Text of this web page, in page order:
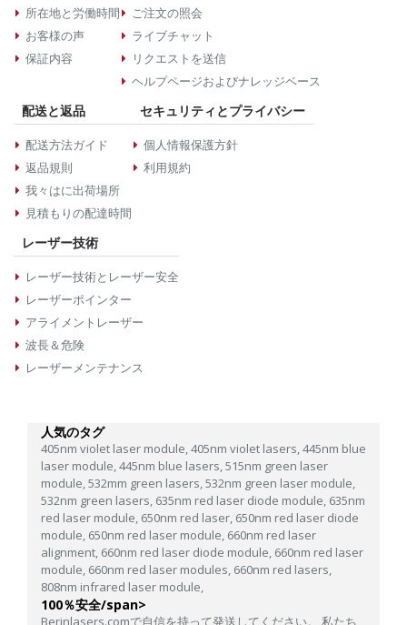
所在地と労働時間
お客様の声
保証内容
ご注文の照会
ライブチャット
リクエストを送信
ヘルプページおよびナレッジベース
配送と返品
配送方法ガイド
返品規則
我々はに出荷場所
見積もりの配達時間
セキュリティとプライバシー
個人情報保護方針
利用規約
レーザー技術
レーザー技術とレーザー安全
レーザーポインター
アライメントレーザー
波長＆危険
レーザーメンテナンス
人気のタグ
405nm violet laser module,405nm violet lasers,445nm blue
laser module,445nm blue lasers,515nm green laser
module,532mm green lasers,532nm green laser module,
532nm green lasers, 635nm red laser diode module, 635nm
red laser module, 650nm red laser, 650nm red laser diode
module, 650nm red laser module, 660nm red laser
alignment, 660nm red laser diode module, 660nm red laser
module, 660nm red laser modules, 660nm red lasers,
808nm infrared laser module,
100％安全/span>